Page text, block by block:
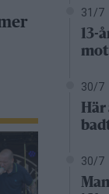
31/7
13-
30/7
Här
30/7